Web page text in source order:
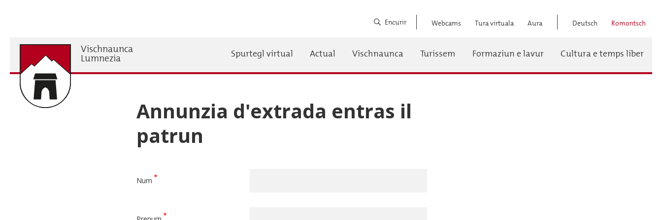
Encurir
Menü
Webcams Tura virtuala Aura Deutsch Romontsch
Vischnaunca
Lumnezia Hauptnavigation
Spurtegl virtual Actual Vischnaunca Turissem Formaziun e lavur Cultura e temps liber
Annunzia d'extrada entras il
patrun
Num